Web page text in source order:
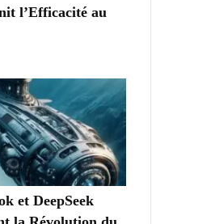
l’Efficacité au
et DeepSeek